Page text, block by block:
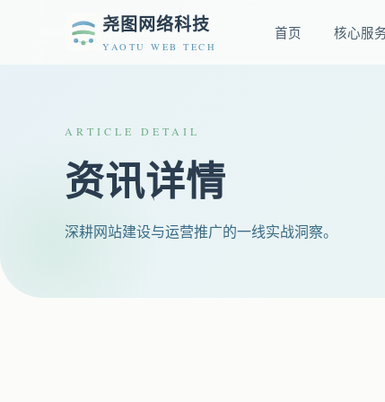
尧图网络科技
YAOTU WEB TECH
首页 核心服
ARTICLE DETAIL
资讯详情
深耕网站建设与运营推广的一线实战洞察。